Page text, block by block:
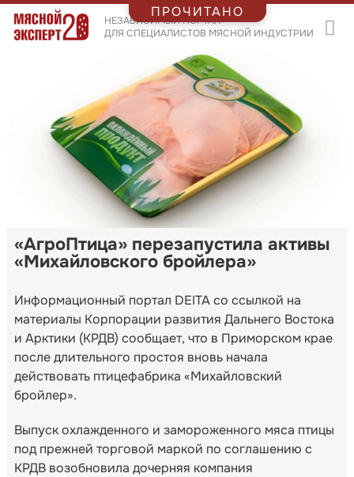
НЕЗАВИСИМЫЙ ПОРТАЛ
ДЛЯ СПЕЦИАЛИСТОВ МЯСНОЙ ИНДУСТРИИ
«АгроПтица» перезапустила активы
«Михайловского бройлера»
Информационный портал DEITA со ссылкой на
материалы Корпорации развития Дальнего Востока
и Арктики (КРДВ) сообщает, что в Приморском крае
после длительного простоя вновь начала
действовать птицефабрика «Михайловский
бройлер».
Выпуск охлажденного и замороженного мяса птицы
под прежней торговой маркой по соглашению с
КРДВ возобновила дочерняя компания
ПРОЧИТАНО